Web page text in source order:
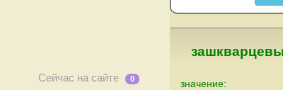
Сейчас на сайте 0 значение: